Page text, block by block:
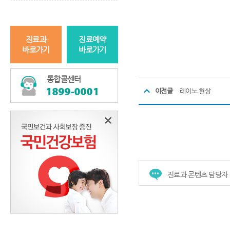
진료과
바로가기
진료예약
바로가기
통합콜센터
이전글 레이노 현상
진료과 콘텐츠 담당자